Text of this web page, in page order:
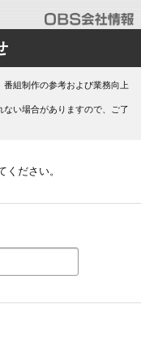
組制作の参考および業務向上
い場合がありますので、ご了
ださい。